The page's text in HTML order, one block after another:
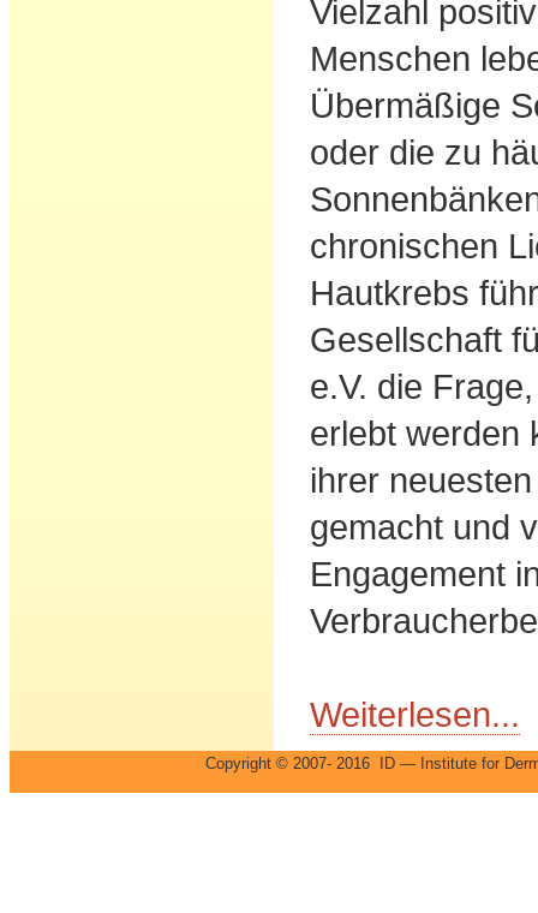
Vielzahl
Menschen
Übermäßige
oder die zu
chronischen
Hautkrebs
Gesellschaft
e.V. die
erlebt werden
ihrer
gemacht und
Engagement
Weiterlesen...
Copyright © 2007- 2016 ID — Institute for